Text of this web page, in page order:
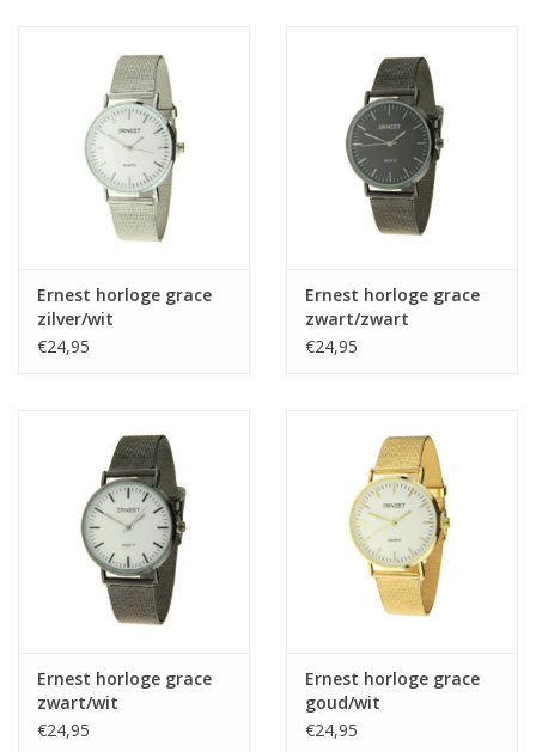
Ernest horloge grace
zilver/wit
€24,95
Ernest horloge grace
zwart/zwart
€24,95
Ernest horloge grace
zwart/wit
€24,95
Ernest horloge grace
goud/wit
€24,95